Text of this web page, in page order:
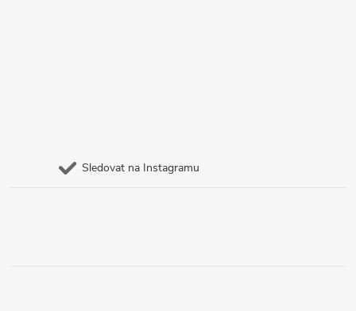
Sledovat na Instagramu